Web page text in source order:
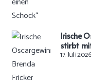
Irische
stirbt
17. Juli 2026